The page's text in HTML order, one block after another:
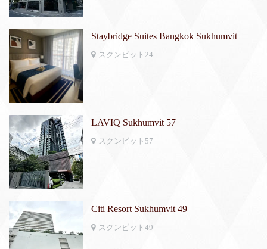
Staybridge Suites Bangkok Sukhumvit
スクンビット24
LAVIQ Sukhumvit 57
スクンビット57
Citi Resort Sukhumvit 49
スクンビット49